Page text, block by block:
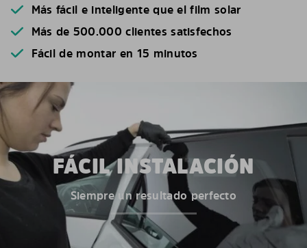
Más fácil e inteligente que el film solar
Más de 500.000 clientes satisfechos
Fácil de montar en 15 minutos
FÁCIL INSTALACIÓN
Siempre un resultado perfecto